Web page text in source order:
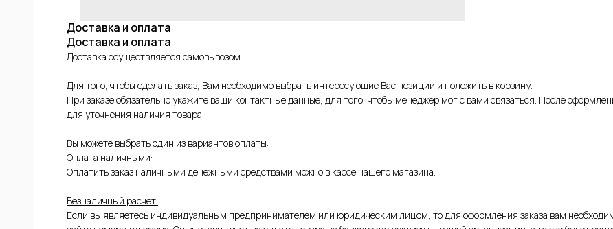
Доставка и оплата
Доставка и оплата
Доставка осуществляется самовывозом.
Для того, чтобы сделать заказ, Вам необходимо выбрать интересующие Вас позиции и положить в корзину.
При заказе обязательно укажите ваши контактные данные, для того, чтобы менеджер мог с вами связаться. После
для уточнения наличия товара.
Вы можете выбрать один из вариантов оплаты:
Оплата наличными:
Оплатить заказ наличными денежными средствами можно в кассе нашего магазина.
Безналичный расчет:
Если вы являетесь индивидуальным предпринимателем или юридическим лицом, то для оформления заказа вам